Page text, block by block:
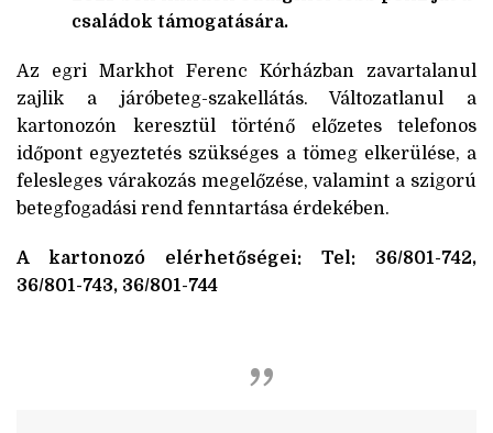
családok támogatására.
Az egri Markhot Ferenc Kórházban zavartalanul
zajlik a járóbeteg-szakellátás. Változatlanul a
kartonozón keresztül történő előzetes telefonos
időpont egyeztetés szükséges a tömeg elkerülése, a
felesleges várakozás megelőzése, valamint a szigorú
betegfogadási rend fenntartása érdekében.
A kartonozó elérhetőségei: Tel: 36/801-742,
36/801-743, 36/801-744